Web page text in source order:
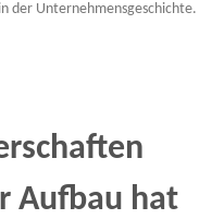
der Unternehmensgeschichte.
Aufbau hat